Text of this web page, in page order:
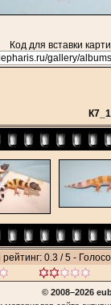
Код для вставки
К7_1
0.3 / 5 -
© 2008–2026